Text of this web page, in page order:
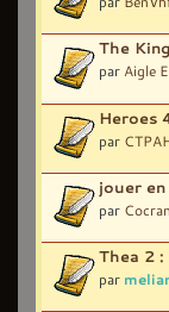
The
par Aigle
Heroes
par
jouer
par
Thea 2
par